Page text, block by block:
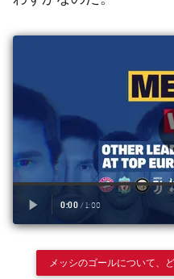
メッシのゴールについて、